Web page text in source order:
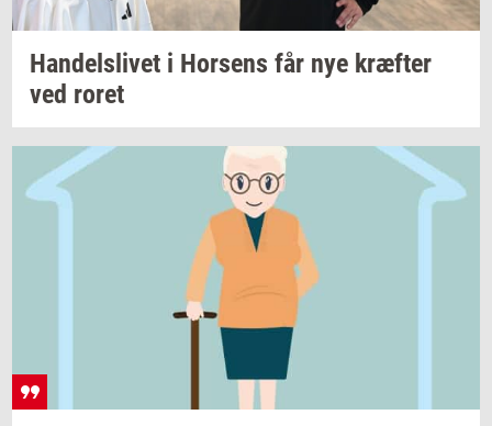
Han­dels­li­vet i Hor­sens får nye kræf­ter
ved roret